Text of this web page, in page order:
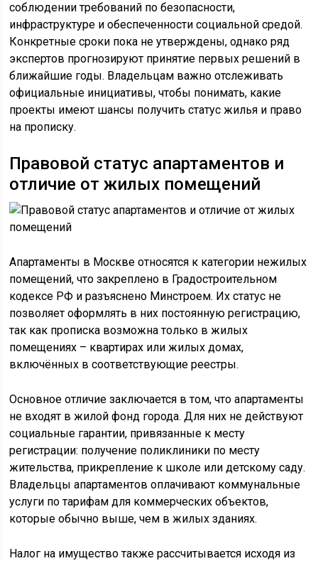
соблюдении требований по безопасности,
инфраструктуре и обеспеченности социальной средой.
Конкретные сроки пока не утверждены, однако ряд
экспертов прогнозируют принятие первых решений в
ближайшие годы. Владельцам важно отслеживать
официальные инициативы, чтобы понимать, какие
проекты имеют шансы получить статус жилья и право
на прописку.
Правовой статус апартаментов и
отличие от жилых помещений
Апартаменты в Москве относятся к категории нежилых
помещений, что закреплено в Градостроительном
кодексе РФ и разъяснено Минстроем. Их статус не
позволяет оформлять в них постоянную регистрацию,
так как прописка возможна только в жилых
помещениях – квартирах или жилых домах,
включённых в соответствующие реестры.
Основное отличие заключается в том, что апартаменты
не входят в жилой фонд города. Для них не действуют
социальные гарантии, привязанные к месту
регистрации: получение поликлиники по месту
жительства, прикрепление к школе или детскому саду.
Владельцы апартаментов оплачивают коммунальные
услуги по тарифам для коммерческих объектов,
которые обычно выше, чем в жилых зданиях.
Налог на имущество также рассчитывается исходя из